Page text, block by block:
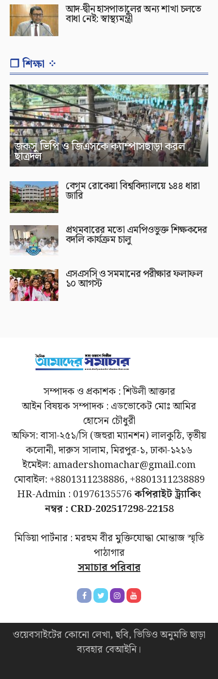
আদ-দ্বীন হাসপাতালের অন্য শাখা চলতে
বাধা নেই: স্বাস্থ্যমন্ত্রী
❐ শিক্ষা ⁘
জকসু ভিপি ও জিএসকে ক্যাম্পাসছাড়া করল
ছাত্রদল
বেগম রোকেয়া বিশ্ববিদ্যালয়ে ১৪৪ ধারা
জারি
প্রথমবারের মতো এমপিওভুক্ত শিক্ষকদের
বদলি কার্যক্রম চালু
এসএসসি ও সমমানের পরীক্ষার ফলাফল
১০ আগস্ট
সম্পাদক ও প্রকাশক : শিউলী আক্তার
আইন বিষয়ক সম্পাদক : এডভোকেট মোঃ আমির
হোসেন চৌধুরী
অফিস: বাসা-২৫১/সি (জহুরা ম্যানশন) লালকুঠি, তৃতীয়
কলোনী, দারুস সালাম, মিরপুর-১, ঢাকা-১২১৬
ইমেইল: amadershomachar@gmail.com
মোবাইল: +8801311238886, +8801311238889
HR-Admin : 01976135576কপিরাইট ট্র্যাকিং
নম্বর : CRD-202517298-22158
মিডিয়া পার্টনার : মরহুম বীর মুক্তিযোদ্ধা মোন্তাজ স্মৃতি
পাঠাগার
সমাচার পরিবার
ওয়েবসাইটের কোনো লেখা, ছবি, ভিডিও অনুমতি ছাড়া
ব্যবহার বেআইনি।